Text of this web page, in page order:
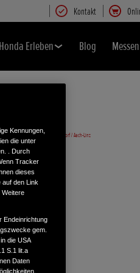
Kontakt
Honda Erleben Blog
Kennungen,
die unter
. Durch
Tracker
dieses
auf den Link
Weitere
Endeinrichtung
gem.
die USA
S.1 lit.a
Daten